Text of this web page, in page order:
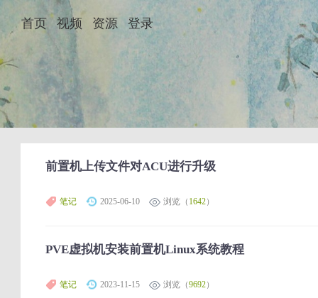
首页 视频 资源 登录
前置机上传文件对ACU进行升级
笔记 2025-06-10 浏览（ 1642）
PVE虚拟机安装前置机Linux系统教程
笔记 2023-11-15 浏览（9692）